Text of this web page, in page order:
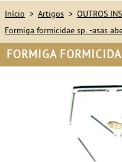
Início > Artigos > OUTROS
Formiga formicidae sp. -asas
FORMIGA